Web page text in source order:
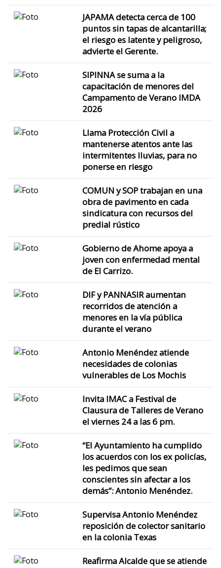
JAPAMA detecta cerca de 100
puntos sin tapas de alcantarilla;
el riesgo es latente y peligroso,
advierte el Gerente.
SIPINNA se suma a la
capacitación de menores del
Campamento de Verano IMDA
2026
Llama Protección Civil a
mantenerse atentos ante las
intermitentes lluvias, para no
ponerse en riesgo
COMUN y SOP trabajan en una
obra de pavimento en cada
sindicatura con recursos del
predial rústico
Gobierno de Ahome apoya a
joven con enfermedad mental
de El Carrizo.
DIF y PANNASIR aumentan
recorridos de atención a
menores en la vía pública
durante el verano
Antonio Menéndez atiende
necesidades de colonias
vulnerables de Los Mochis
Invita IMAC a Festival de
Clausura de Talleres de Verano
el viernes 24 a las 6 pm.
“El Ayuntamiento ha cumplido
los acuerdos con los ex policías,
les pedimos que sean
conscientes sin afectar a los
demás”: Antonio Menéndez.
Supervisa Antonio Menéndez
reposición de colector sanitario
en la colonia Texas
Reafirma Alcalde que se atiende